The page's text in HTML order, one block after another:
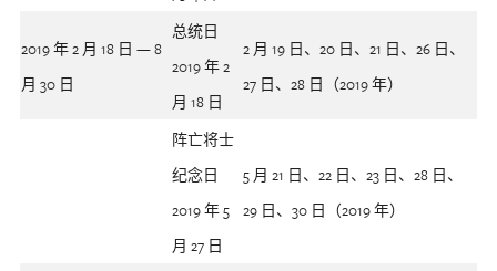
2019 年 2 月 18 日 — 8
月 30 日
总统日
2019 年 2
月 18 日
2 月 19 日、20 日、21 日、26 日、
27 日、28 日（2019 年）
阵亡将士
纪念日
2019 年 5
月 27 日
5 月 21 日、22 日、23 日、28 日、
29 日、30 日（2019 年）